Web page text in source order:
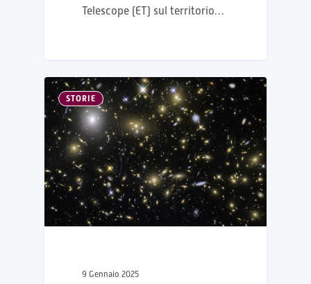
Telescope (ET) sul territorio…
STORIE
9 Gennaio 2025